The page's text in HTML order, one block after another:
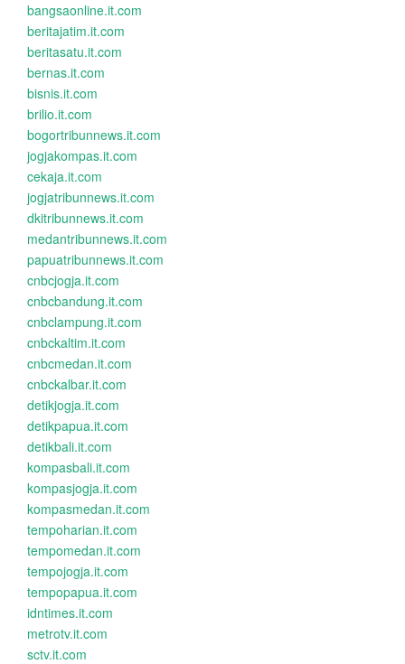
bangsaonline.it.com
beritajatim.it.com
beritasatu.it.com
bernas.it.com
bisnis.it.com
brilio.it.com
bogortribunnews.it.com
jogjakompas.it.com
cekaja.it.com
jogjatribunnews.it.com
dkitribunnews.it.com
medantribunnews.it.com
papuatribunnews.it.com
cnbcjogja.it.com
cnbcbandung.it.com
cnbclampung.it.com
cnbckaltim.it.com
cnbcmedan.it.com
cnbckalbar.it.com
detikjogja.it.com
detikpapua.it.com
detikbali.it.com
kompasbali.it.com
kompasjogja.it.com
kompasmedan.it.com
tempoharian.it.com
tempomedan.it.com
tempojogja.it.com
tempopapua.it.com
idntimes.it.com
metrotv.it.com
sctv.it.com